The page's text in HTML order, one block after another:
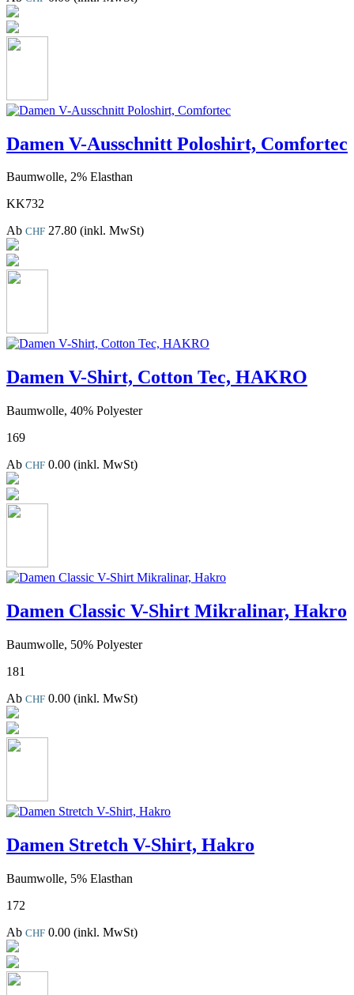
Damen V-Ausschnitt Poloshirt, Comfortec
Baumwolle, 2% Elasthan
KK732
Ab CHF 27.80 (inkl. MwSt)
Damen V-Shirt, Cotton Tec, HAKRO
Baumwolle, 40% Polyester
169
Ab CHF 0.00 (inkl. MwSt)
Damen Classic V-Shirt Mikralinar, Hakro
Baumwolle, 50% Polyester
181
Ab CHF 0.00 (inkl. MwSt)
Damen Stretch V-Shirt, Hakro
Baumwolle, 5% Elasthan
172
Ab CHF 0.00 (inkl. MwSt)